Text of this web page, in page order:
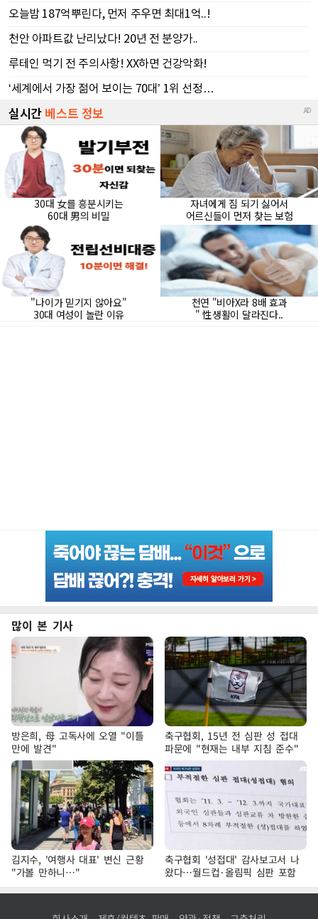
많이 본 기사
방은희, 母 고독사에 오열 "이틀
만에 발견"
축구협회, 15년 전 심판 성 접대
파문에 "현재는 내부 지침 준수"
김지수, '여행사 대표' 변신 근황
"가볼 만하니…"
축구협회 '성접대' 감사보고서 나
왔다…월드컵·올림픽 심판 포함